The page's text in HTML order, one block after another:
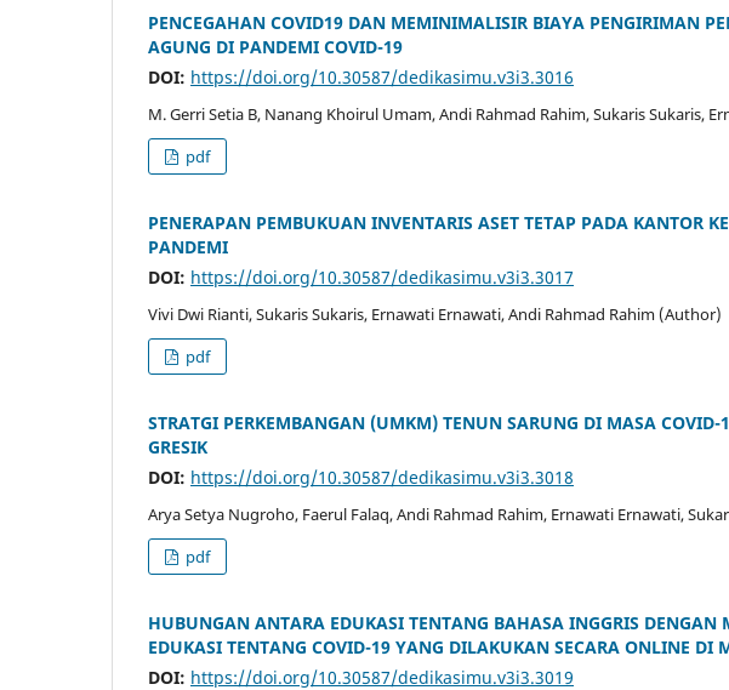
PENCEGAHAN COVID19 DAN MEMINIMALISIR BIAYA PENGIRIMAN
AGUNG DI PANDEMI COVID-19
DOI: https://doi.org/10.30587/dedikasimu.v3i3.3016
M. Gerri Setia B, Nanang Khoirul Umam, Andi Rahmad Rahim, Sukaris Sukaris,
pdf
PENERAPAN PEMBUKUAN INVENTARIS ASET TETAP PADA KANTOR
PANDEMI
DOI: https://doi.org/10.30587/dedikasimu.v3i3.3017
Vivi Dwi Rianti, Sukaris Sukaris, Ernawati Ernawati, Andi Rahmad Rahim (Author)
pdf
STRATGI PERKEMBANGAN (UMKM) TENUN SARUNG DI MASA COVID-
GRESIK
DOI: https://doi.org/10.30587/dedikasimu.v3i3.3018
Arya Setya Nugroho, Faerul Falaq, Andi Rahmad Rahim, Ernawati Ernawati,
pdf
HUBUNGAN ANTARA EDUKASI TENTANG BAHASA INGGRIS
EDUKASI TENTANG COVID-19 YANG DILAKUKAN SECARA ONLINE DI
DOI: https://doi.org/10.30587/dedikasimu.v3i3.3019